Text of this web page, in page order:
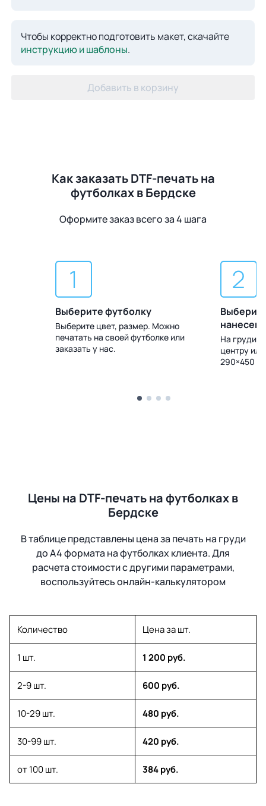
Чтобы корректно подготовить макет, скачайте
инструкцию и шаблоны.
Добавить в корзину
Как заказать DTF-печать на
футболках в Бердске
Оформите заказ всего за 4 шага
Выберите футболку
Выберите цвет, размер. Можно
печатать на своей футболке или
заказать у нас.
На груди,
центру
290×450
Цены на DTF-печать на футболках в
Бердске
В таблице представлены цена за печать на груди
до А4 формата на футболках клиента. Для
расчета стоимости с другими параметрами,
воспользуйтесь онлайн-калькулятором
Количество Цена за шт.
1 шт. 1 200 руб.
2-9 шт. 600 руб.
10-29 шт. 480 руб.
30-99 шт. 420 руб.
от 100 шт. 384 руб.